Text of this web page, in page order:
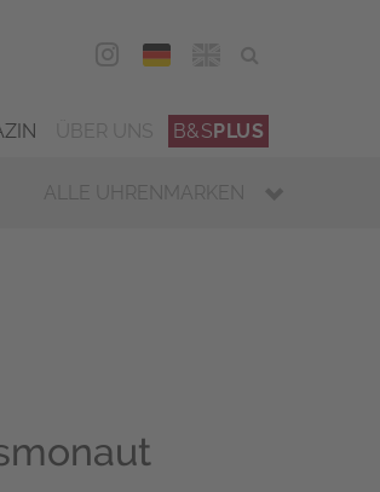
DEU
B&SPLUS
ALLE UHRENMARKEN